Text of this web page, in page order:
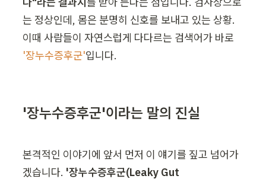
는 정상인데, 몸은 분명히 신호를 보내고 있는 상황.
'장누수증후군'입니다.
'장누수증후군'이라는 말의 진실
본격적인 이야기에 앞서 먼저 이 얘기를 짚고 넘어가
겠습니다. '장누수증후군(Leaky Gut